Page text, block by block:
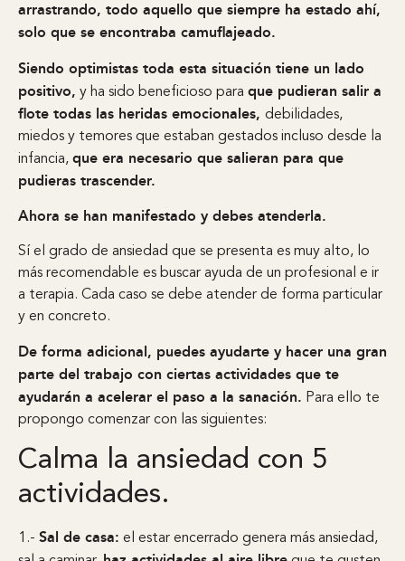
arrastrando, todo aquello que siempre ha estado ahí,
solo que se encontraba camuflajeado.
Siendo optimistas toda esta situación tiene un lado
positivo, y ha sido beneficioso para que pudieran salir a
flote todas las heridas emocionales, debilidades,
miedos y temores que estaban gestados incluso desde la
infancia, que era necesario que salieran para que
pudieras trascender.
Ahora se han manifestado y debes atenderla.
Sí el grado de ansiedad que se presenta es muy alto, lo
más recomendable es buscar ayuda de un profesional e ir
a terapia. Cada caso se debe atender de forma particular
y en concreto.
De forma adicional, puedes ayudarte y hacer una gran
parte del trabajo con ciertas actividades que te
ayudarán a acelerar el paso a la sanación. Para ello te
propongo comenzar con las siguientes:
Calma la ansiedad con 5
actividades.
1.- Sal de casa: el estar encerrado genera más ansiedad,